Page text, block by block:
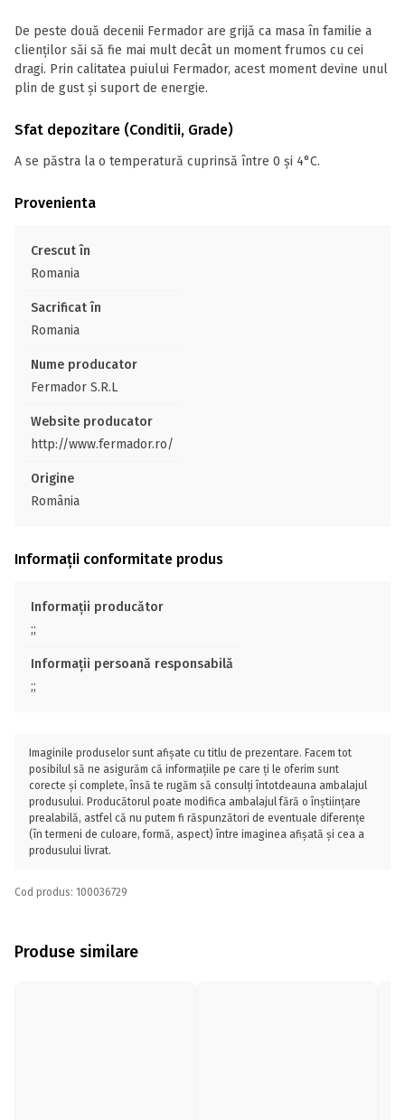
De peste două decenii Fermador are grijă ca masa în familie a
clienților săi să fie mai mult decât un moment frumos cu cei
dragi. Prin calitatea puiului Fermador, acest moment devine unul
plin de gust și suport de energie.
Sfat depozitare (Conditii, Grade)
A se păstra la o temperatură cuprinsă între 0 și 4°C.
Provenienta
Crescut în
Romania
Sacrificat în
Romania
Nume producator
Fermador S.R.L
Website producator
http://www.fermador.ro/
Origine
România
Informații conformitate produs
Informații producător
;;
Informații persoană responsabilă
;;
Imaginile produselor sunt afișate cu titlu de prezentare. Facem tot
posibilul să ne asigurăm că informațiile pe care ți le oferim sunt
corecte și complete, însă te rugăm să consulți întotdeauna ambalajul
produsului. Producătorul poate modifica ambalajul fără o înștiințare
prealabilă, astfel că nu putem fi răspunzători de eventuale diferențe
(în termeni de culoare, formă, aspect) între imaginea afișată și cea a
produsului livrat.
Cod produs: 100036729
Produse similare